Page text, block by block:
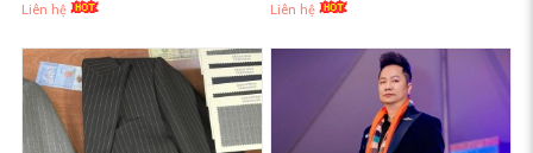
Liên hệ
Liên hệ